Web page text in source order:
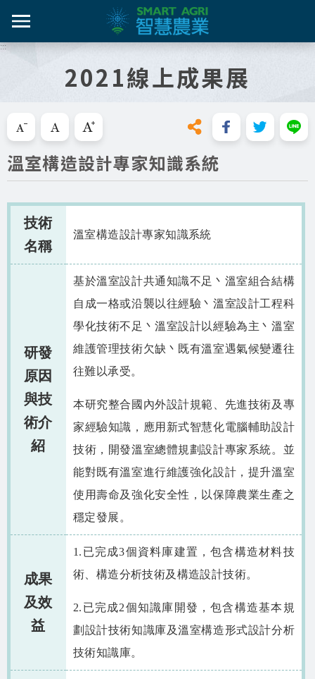
:::
2021線上成果展
溫室構造設計專家知識系統
技術
名稱
溫室構造設計專家知識系統
研發
原因
與技
術介
紹
基於溫室設計共通知識不足丶溫室組合結構
自成一格或沿襲以往經驗丶溫室設計工程科
學化技術不足丶溫室設計以經驗為主丶溫室
維護管理技術欠缺丶既有溫室遇氣候變遷往
往難以承受。
本研究整合國內外設計規範、先進技術及專
家經驗知識，應用新式智慧化電腦輔助設計
技術，開發溫室總體規劃設計專家系統。並
能對既有溫室進行維護強化設計，提升溫室
使用壽命及強化安全性，以保障農業生產之
穩定發展。
成果
及效
益
1.已完成3個資料庫建置，包含構造材料技
術、構造分析技術及構造設計技術。
2.已完成2個知識庫開發，包含構造基本規
劃設計技術知識庫及溫室構造形式設計分析
技術知識庫。
智農是什麼
新知與活動
推動實例
影音區
技服專區
智慧農業生態圈 FB
網站導覽
English
畜禽產業
資料集